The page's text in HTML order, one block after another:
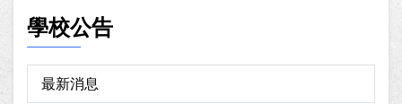
學校公告
最新消息